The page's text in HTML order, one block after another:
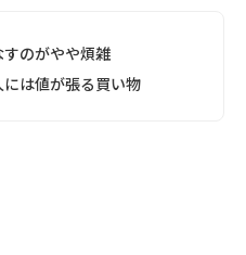
のがやや煩雑
は値が張る買い物